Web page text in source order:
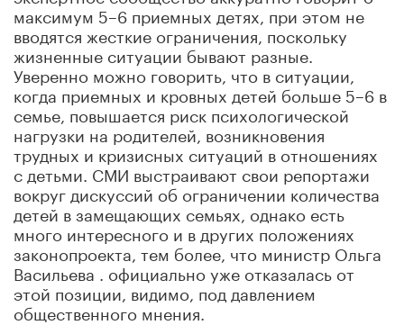
максимум 5–6 приемных детях, при этом не
вводятся жесткие ограничения, поскольку
жизненные ситуации бывают разные.
Уверенно можно говорить, что в ситуации,
когда приемных и кровных детей больше 5–6 в
семье, повышается риск психологической
нагрузки на родителей, возникновения
трудных и кризисных ситуаций в отношениях
с детьми. СМИ выстраивают свои репортажи
вокруг дискуссий об ограничении количества
детей в замещающих семьях, однако есть
много интересного и в других положениях
законопроекта, тем более, что министр Ольга
Васильева . официально уже отказалась от
этой позиции, видимо, под давлением
общественного мнения.